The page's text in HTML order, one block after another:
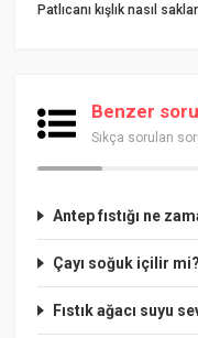
Patlıcanı kışlık nasıl
Benzer
Sıkça sorulan
Antep fıstığı ne
Çayı soğuk içilir mi?
Fıstık ağacı suyu